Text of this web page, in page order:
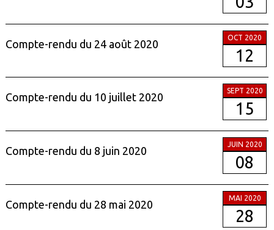
Compte-rendu du 24 août 2020
OCT 2020
12
Compte-rendu du 10 juillet 2020
SEPT 2020
15
Compte-rendu du 8 juin 2020
JUIN 2020
08
Compte-rendu du 28 mai 2020
MAI 2020
28